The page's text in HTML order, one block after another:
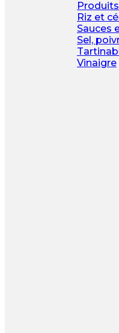
Riz et
Sauces
Sel,
Vinaigre